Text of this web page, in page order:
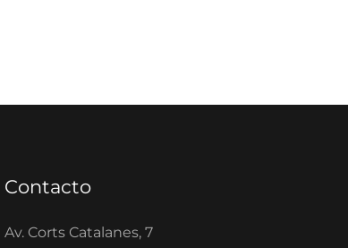
Contacto
Av. Corts Catalanes, 7